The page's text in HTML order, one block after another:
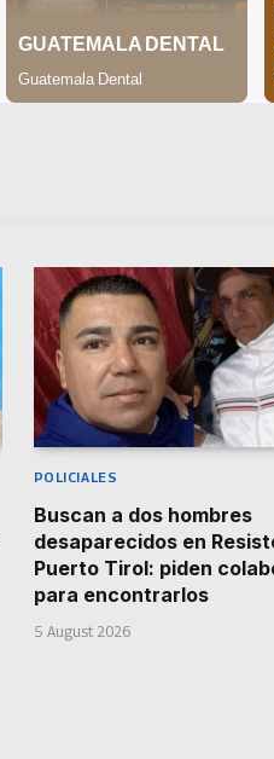
POLICIALES
Buscan a dos hombres
desaparecidos en
Puerto Tirol: piden
para encontrarlos
5 August 2026